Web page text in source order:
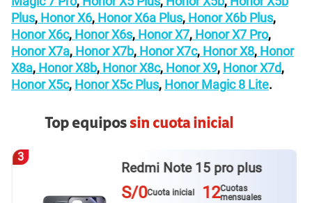
Plus, Honor X6, Honor X6a Plus, Honor X6b Plus,
Honor X6c, Honor X6s, Honor X7, Honor X7 Pro,
Honor X7a, Honor X7b, Honor X7c, Honor X8, Honor
X8a, Honor X8b, Honor X8c, Honor X9, Honor X7d,
Honor X5c, Honor X5c Plus, Honor Magic 8 Lite.
Top equipossin cuota inicial
3
Redmi Note 15 pro plus
S/0Cuota inicial 12Cuotas
mensuales